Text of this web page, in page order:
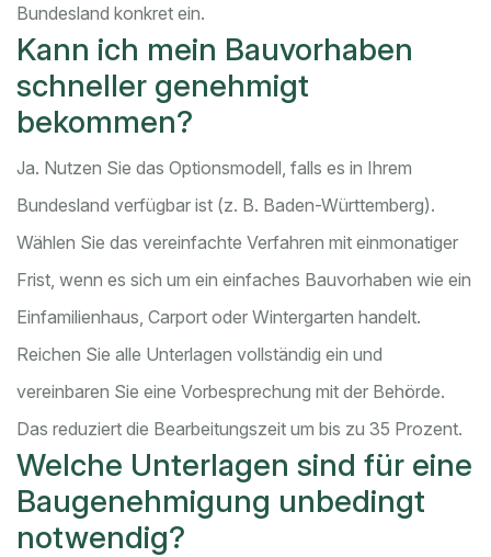
Bundesland konkret ein.
Kann ich mein Bauvorhaben
schneller genehmigt
bekommen?
Ja. Nutzen Sie das Optionsmodell, falls es in Ihrem
Bundesland verfügbar ist (z. B. Baden-Württemberg).
Wählen Sie das vereinfachte Verfahren mit einmonatiger
Frist, wenn es sich um ein einfaches Bauvorhaben wie ein
Einfamilienhaus, Carport oder Wintergarten handelt.
Reichen Sie alle Unterlagen vollständig ein und
vereinbaren Sie eine Vorbesprechung mit der Behörde.
Das reduziert die Bearbeitungszeit um bis zu 35 Prozent.
Welche Unterlagen sind für eine
Baugenehmigung unbedingt
notwendig?